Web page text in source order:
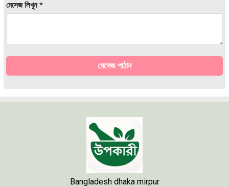
মেসেজ লিখুন *
মেসেজ পাঠান
Bangladesh dhaka mirpur